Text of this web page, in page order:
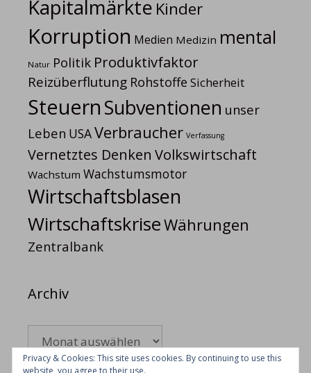
Kapitalmärkte Kinder
Korruption Medien Medizin mental
Natur Politik Produktivfaktor
Reizüberflutung Rohstoffe Sicherheit
SteuernSubventionen unser
Leben USAVerbraucher Verfassung
Vernetztes Denken Volkswirtschaft
Wachstum Wachstumsmotor
Wirtschaftsblasen
WirtschaftskriseWährungen
Zentralbank
Archiv
Privacy & Cookies: This site uses cookies. By continuing to use this
website, you agree to their use.